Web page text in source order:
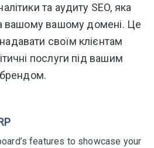
та аудиту SEO, яка
вашому вашому домені. Це
своїм клієнтам
послуги під вашим
брендом.
features to showcase your